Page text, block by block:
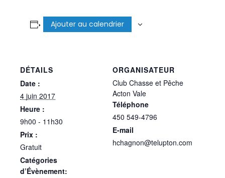
Ajouter au calendrier
DÉTAILS
Date :
4 juin 2017
Heure :
9h00 - 11h30
Prix :
Gratuit
Catégories
d’Évènement:
ORGANISATEUR
Club Chasse et Pêche
Acton Vale
Téléphone
450 549-4796
E-mail
hchagnon@telupton.com